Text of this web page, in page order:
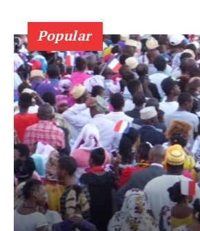
Popular